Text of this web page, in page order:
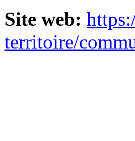
Site web:
territoire/